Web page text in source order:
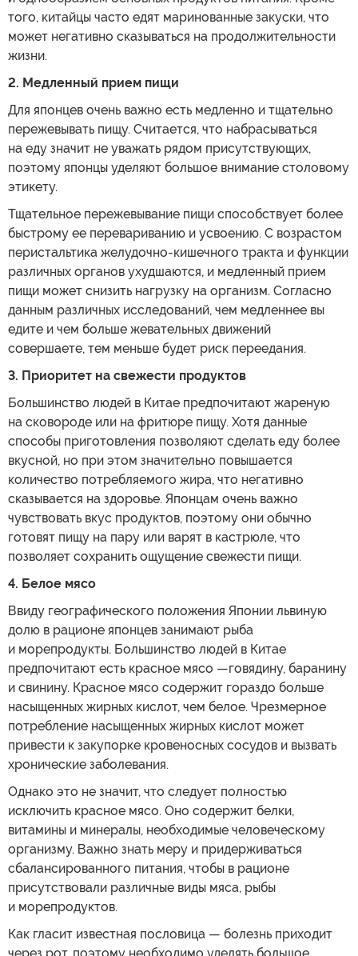
того, китайцы часто едят маринованные закуски, что
может негативно сказываться на продолжительности
жизни.
2. Медленный прием пищи
Для японцев очень важно есть медленно и тщательно
пережевывать пищу. Считается, что набрасываться
на еду значит не уважать рядом присутствующих,
поэтому японцы уделяют большое внимание столовому
этикету.
Тщательное пережевывание пищи способствует более
быстрому ее перевариванию и усвоению. С возрастом
перистальтика желудочно-кишечного тракта и функции
различных органов ухудшаются, и медленный прием
пищи может снизить нагрузку на организм. Согласно
данным различных исследований, чем медленнее вы
едите и чем больше жевательных движений
совершаете, тем меньше будет риск переедания.
3. Приоритет на свежести продуктов
Большинство людей в Китае предпочитают жареную
на сковороде или на фритюре пищу. Хотя данные
способы приготовления позволяют сделать еду более
вкусной, но при этом значительно повышается
количество потребляемого жира, что негативно
сказывается на здоровье. Японцам очень важно
чувствовать вкус продуктов, поэтому они обычно
готовят пищу на пару или варят в кастрюле, что
позволяет сохранить ощущение свежести пищи.
4. Белое мясо
Ввиду географического положения Японии львиную
долю в рационе японцев занимают рыба
и морепродукты. Большинство людей в Китае
предпочитают есть красное мясо —говядину, баранину
и свинину. Красное мясо содержит гораздо больше
насыщенных жирных кислот, чем белое. Чрезмерное
потребление насыщенных жирных кислот может
привести к закупорке кровеносных сосудов и вызвать
хронические заболевания.
Однако это не значит, что следует полностью
исключить красное мясо. Оно содержит белки,
витамины и минералы, необходимые человеческому
организму. Важно знать меру и придерживаться
сбалансированного питания, чтобы в рационе
присутствовали различные виды мяса, рыбы
и морепродуктов.
Как гласит известная пословица — болезнь приходит